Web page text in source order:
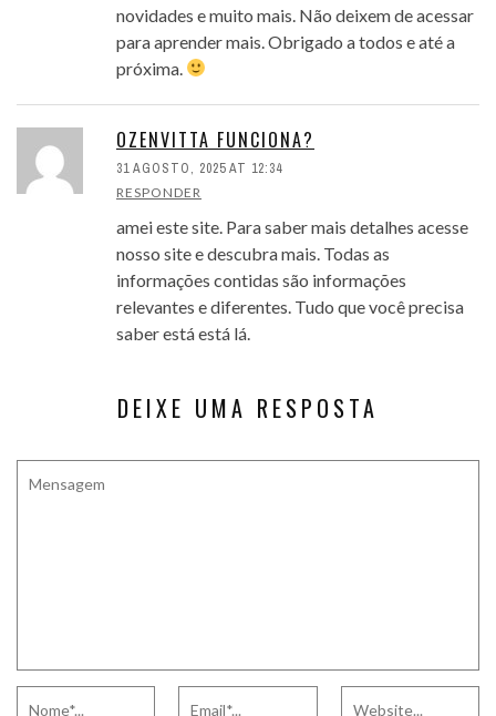
novidades e muito mais. Não deixem de acessar
para aprender mais. Obrigado a todos e até a
próxima.
OZENVITTA FUNCIONA?
31 AGOSTO, 2025 AT 12:34
RESPONDER
amei este site. Para saber mais detalhes acesse
nosso site e descubra mais. Todas as
informações contidas são informações
relevantes e diferentes. Tudo que você precisa
saber está está lá.
DEIXE UMA RESPOSTA